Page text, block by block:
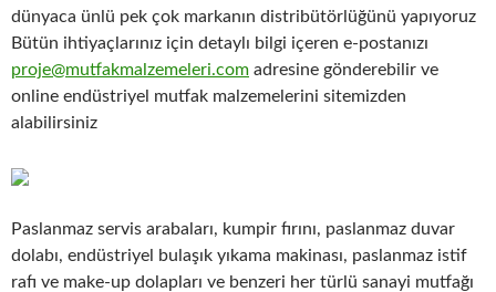
dünyaca ünlü pek çok markanın distribütörlüğünü yapıyoruz
Bütün ihtiyaçlarınız için detaylı bilgi içeren e-postanızı
proje@mutfakmalzemeleri.com adresine gönderebilir ve
online endüstriyel mutfak malzemelerini sitemizden
alabilirsiniz
Paslanmaz servis arabaları, kumpir fırını, paslanmaz duvar
dolabı, endüstriyel bulaşık yıkama makinası, paslanmaz istif
rafı ve make-up dolapları ve benzeri her türlü sanayi mutfağı